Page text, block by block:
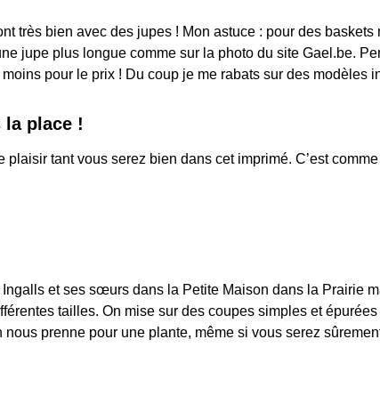
très bien avec des jupes ! Mon astuce : pour des
jupe plus longue comme sur la photo du site Gael.be.
pour le prix ! Du coup je me rabats sur des modèles
place !
tant vous serez bien dans cet imprimé. C’est
et ses sœurs dans la Petite Maison dans la Prairie
tailles. On mise sur des coupes simples et
nous prenne pour une plante, même si vous serez